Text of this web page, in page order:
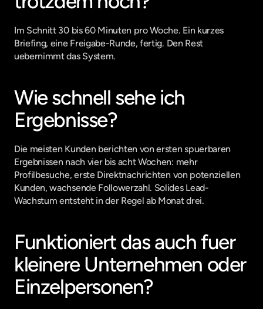
Im Schnitt 30 bis 60 Minuten pro Woche. Ein kurzes
Briefing, eine Freigabe-Runde, fertig. Den Rest
uebernimmt das System.
Wie schnell sehe ich
Ergebnisse?
Die meisten Kunden berichten von ersten spuerbaren
Ergebnissen nach vier bis acht Wochen: mehr
Profilbesuche, erste Direktnachrichten von potenziellen
Kunden, wachsende Followerzahl. Solides Lead-
Wachstum entsteht in der Regel ab Monat drei.
Funktioniert das auch fuer
kleinere Unternehmen oder
Einzelpersonen?